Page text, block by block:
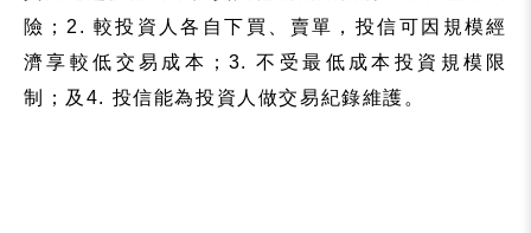
險 ； 2. 較投資人各自下買、賣單，投信可因規模經
濟享較低交易成本； 3.不受最低成本投資規模限
制；及 4. 投信能為投資人做交易紀錄維護。